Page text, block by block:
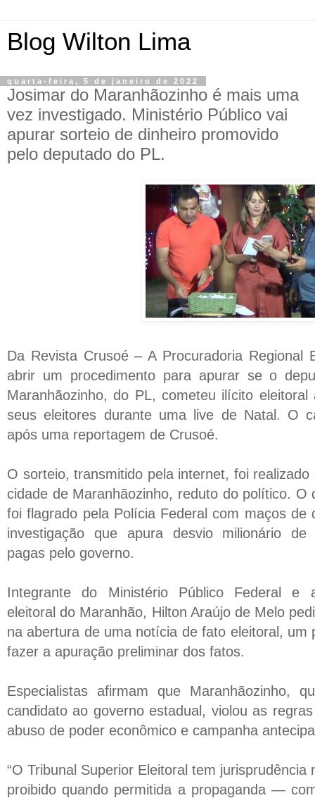
Blog Wilton Lima
quarta-feira, 5 de janeiro de 2022
Josimar do Maranhãozinho é mais uma
vez investigado. Ministério Público vai
apurar sorteio de dinheiro promovido
pelo deputado do PL.
Da Revista Crusoé – A Procuradoria Regional
abrir um procedimento para apurar se o
Maranhãozinho, do PL, cometeu ilícito
seus eleitores durante uma live de Natal. O
após uma reportagem de Crusoé.
O sorteio, transmitido pela internet, foi
cidade de Maranhãozinho, reduto do político. O
foi flagrado pela Polícia Federal com maços de
investigação que apura desvio milionário de
pagas pelo governo.
Integrante do Ministério Público Federal e
eleitoral do Maranhão, Hilton Araújo de Melo
na abertura de uma notícia de fato eleitoral, um
fazer a apuração preliminar dos fatos.
Especialistas afirmam que Maranhãozinho,
candidato ao governo estadual, violou as
abuso de poder econômico e campanha
“O Tribunal Superior Eleitoral tem
proibido quando permitida a propaganda —